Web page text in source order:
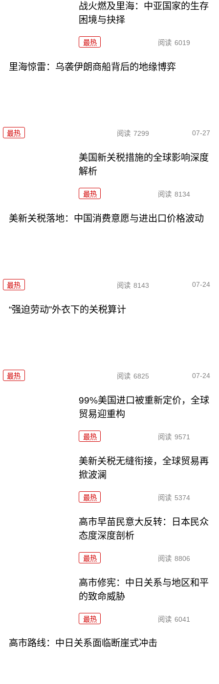
战火燃及里海：中亚国家的生存
困境与抉择
最热 阅读 6019
里海惊雷：乌袭伊朗商船背后的地缘博弈
最热 阅读 7299 07-27
美国新关税措施的全球影响深度
解析
最热 阅读 8134
美新关税落地：中国消费意愿与进出口价格波动
最热 阅读 8143 07-24
“强迫劳动”外衣下的关税算计
最热 阅读 6825 07-24
99%美国进口被重新定价，全球
贸易迎重构
最热 阅读 9571
美新关税无缝衔接，全球贸易再
掀波澜
最热 阅读 5374
高市早苗民意大反转：日本民众
态度深度剖析
最热 阅读 8806
高市修宪：中日关系与地区和平
的致命威胁
最热 阅读 6041
高市路线：中日关系面临断崖式冲击